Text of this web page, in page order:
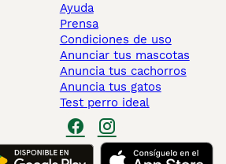
Ayuda
Prensa
Condiciones de uso
Anunciar tus mascotas
Anuncia tus cachorros
Anuncia tus gatos
Test perro ideal